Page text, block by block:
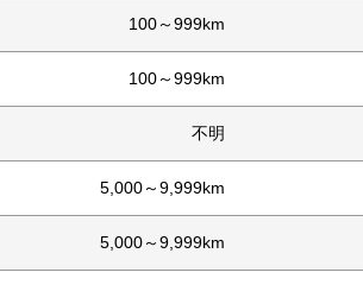
100～999km
100～999km
不明
5,000～9,999km
5,000～9,999km